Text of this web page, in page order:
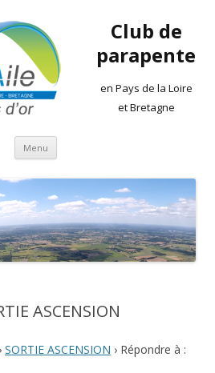
Club de
parapente
en Pays de la Loire
et Bretagne
Menu Aller
contenu
ASCENSION
› SORTIE ASCENSION › Répondre à :